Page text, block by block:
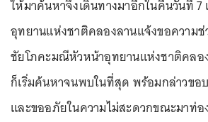
ให้มาค้นหาจึงเดินทางมาอีกในคืนวันที่ 7
อุทยานแห่งชาติคลองลานแจ้งขอความ
ชัยโภคะมณีหัวหน้าอุทยานแห่งชาติคลอ
ก็เริ่มค้นหาจนพบในที่สุด พร้อมกล่าวข
และขออภัยในความไม่สะดวกขณะมาท่อ